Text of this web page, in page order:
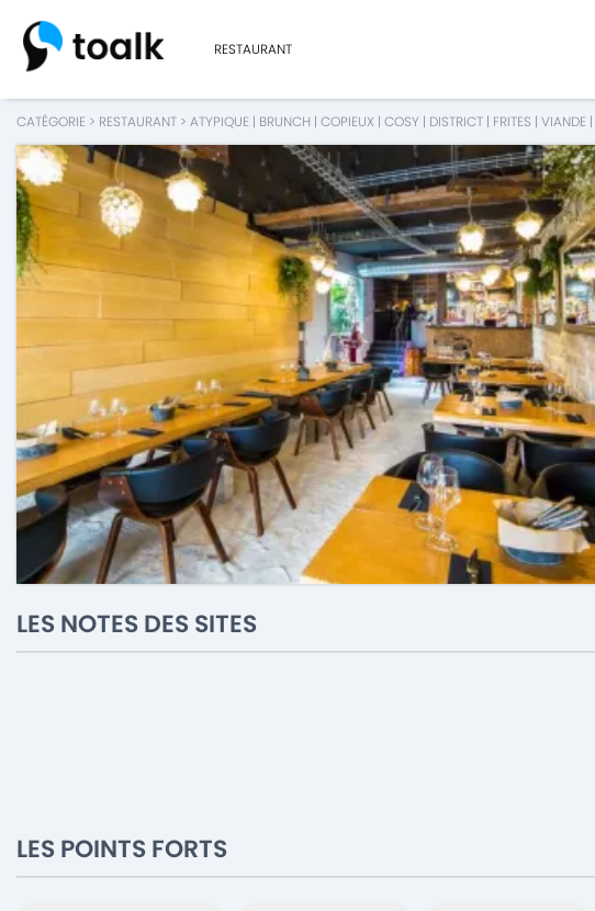
RESTAURANT
CATÉGORIE > RESTAURANT > ATYPIQUE | BRUNCH | COPIEUX | COSY | DISTRICT | FRITES | VIANDE |
LES NOTES DES SITES
LES POINTS FORTS